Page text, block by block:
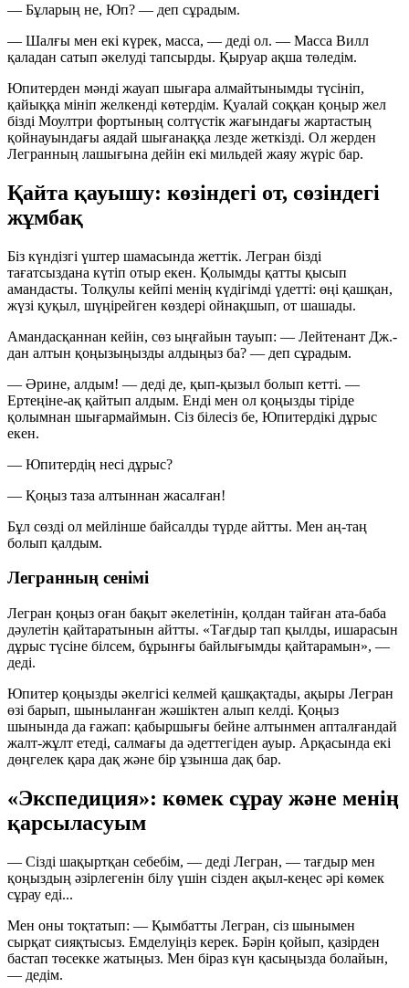
— Бұларың не, Юп? — деп сұрадым.
— Шалғы мен екі күрек, масса, — деді ол. — Масса Вилл
қаладан сатып әкелуді тапсырды. Қыруар ақша төледім.
Юпитерден мәнді жауап шығара алмайтынымды түсініп,
қайыққа мініп желкенді көтердім. Қуалай соққан қоңыр жел
бізді Моултри фортының солтүстік жағындағы жартастың
қойнауындағы аядай шығанаққа лезде жеткізді. Ол жерден
Легранның лашығына дейін екі мильдей жаяу жүріс бар.
Қайта қауышу: көзіндегі от, сөзіндегі
жұмбақ
Біз күндізгі үштер шамасында жеттік. Легран бізді
тағатсыздана күтіп отыр екен. Қолымды қатты қысып
амандасты. Толқулы кейпі менің күдігімді үдетті: өңі қашқан,
жүзі қуқыл, шүңірейген көздері ойнақшып, от шашады.
Амандасқаннан кейін, сөз ыңғайын тауып: — Лейтенант Дж.-
дан алтын қоңызыңызды алдыңыз ба? — деп сұрадым.
— Әрине, алдым! — деді де, қып-қызыл болып кетті. —
Ертеңіне-ақ қайтып алдым. Енді мен ол қоңызды тіріде
қолымнан шығармаймын. Сіз білесіз бе, Юпитердікі дұрыс
екен.
— Юпитердің несі дұрыс?
— Қоңыз таза алтыннан жасалған!
Бұл сөзді ол мейлінше байсалды түрде айтты. Мен аң-таң
болып қалдым.
Легранның сенімі
Легран қоңыз оған бақыт әкелетінін, қолдан тайған ата-баба
дәулетін қайтаратынын айтты. «Тағдыр тап қылды, ишарасын
дұрыс түсіне білсем, бұрынғы байлығымды қайтарамын», —
деді.
Юпитер қоңызды әкелгісі келмей қашқақтады, ақыры Легран
өзі барып, шыныланған жәшіктен алып келді. Қоңыз
шынында да ғажап: қабыршығы бейне алтынмен апталғандай
жалт-жұлт етеді, салмағы да әдеттегіден ауыр. Арқасында екі
дөңгелек қара дақ және бір ұзынша дақ бар.
«Экспедиция»: көмек сұрау және менің
қарсыласуым
— Сізді шақыртқан себебім, — деді Легран, — тағдыр мен
қоңыздың әзірлегенін білу үшін сізден ақыл-кеңес әрі көмек
сұрау еді...
Мен оны тоқтатып: — Қымбатты Легран, сіз шынымен
сырқат сияқтысыз. Емделуіңіз керек. Бәрін қойып, қазірден
бастап төсекке жатыңыз. Мен біраз күн қасыңызда болайын,
— дедім.